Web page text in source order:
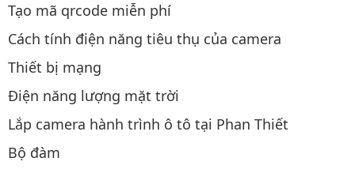
Tạo mã qrcode miễn phí
Cách tính điện năng tiêu thụ của camera
Thiết bị mạng
Điện năng lượng mặt trời
Lắp camera hành trình ô tô tại Phan Thiết
Bộ đàm